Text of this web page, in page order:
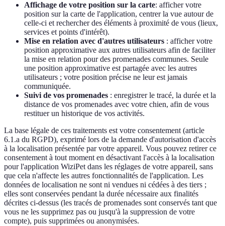
Affichage de votre position sur la carte: afficher votre
position sur la carte de l'application, centrer la vue autour de
celle-ci et rechercher des éléments à proximité de vous (lieux,
services et points d'intérêt).
Mise en relation avec d'autres utilisateurs : afficher votre
position approximative aux autres utilisateurs afin de faciliter
la mise en relation pour des promenades communes. Seule
une position approximative est partagée avec les autres
utilisateurs ; votre position précise ne leur est jamais
communiquée.
Suivi de vos promenades : enregistrer le tracé, la durée et la
distance de vos promenades avec votre chien, afin de vous
restituer un historique de vos activités.
La base légale de ces traitements est votre consentement (article
6.1.a du RGPD), exprimé lors de la demande d'autorisation d'accès
à la localisation présentée par votre appareil. Vous pouvez retirer ce
consentement à tout moment en désactivant l'accès à la localisation
pour l'application WiziPet dans les réglages de votre appareil, sans
que cela n'affecte les autres fonctionnalités de l'application. Les
données de localisation ne sont ni vendues ni cédées à des tiers ;
elles sont conservées pendant la durée nécessaire aux finalités
décrites ci-dessus (les tracés de promenades sont conservés tant que
vous ne les supprimez pas ou jusqu'à la suppression de votre
compte), puis supprimées ou anonymisées.